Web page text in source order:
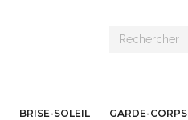
Recherche
BRISE-SOLEIL GARDE-CORPS